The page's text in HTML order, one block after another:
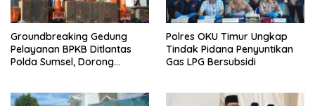
Groundbreaking Gedung
Pelayanan BPKB Ditlantas
Polda Sumsel, Dorong
Polres OKU Timur Ungkap
Tindak Pidana Penyuntikan
Gas LPG Bersubsidi